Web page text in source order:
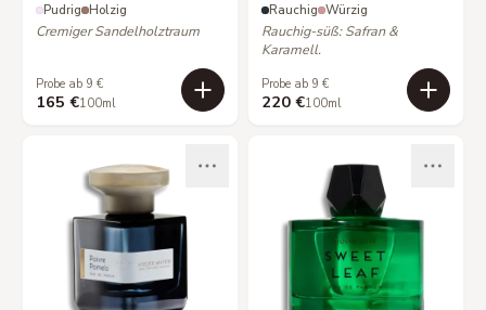
Pudrig Holzig
Cremiger Sandelholztraum
Probe ab 9 €
165 €100ml
Rauchig Würzig
Rauchig-süß: Safran &
Karamell.
Probe ab 9 €
220 €100ml